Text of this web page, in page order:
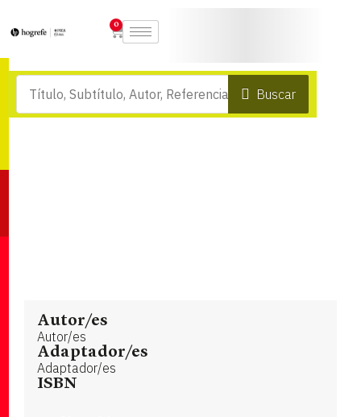
0
Buscar
Autor/es
Autor/es
Adaptador/es
Adaptador/es
ISBN